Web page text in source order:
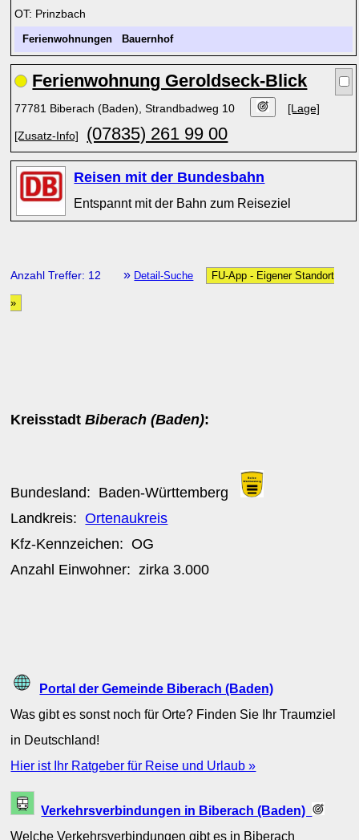
OT: Prinzbach
Ferienwohnungen Bauernhof
Ferienwohnung Geroldseck-Blick
77781 Biberach (Baden), Strandbadweg 10 [Lage]
[Zusatz-Info] (07835) 261 99 00
Reisen mit der Bundesbahn
Entspannt mit der Bahn zum Reiseziel
Anzahl Treffer: 12 » Detail-Suche FU-App - Eigener Standort
»
KreisstadtBiberach (Baden):
Bundesland: Baden-Württemberg
Landkreis:Ortenaukreis
Kfz-Kennzeichen:OG
Anzahl Einwohner: zirka 3.000
Portal der Gemeinde Biberach (Baden)
Was gibt es sonst noch für Orte? Finden Sie Ihr Traumziel
in Deutschland!
Hier ist Ihr Ratgeber für Reise und Urlaub »
Verkehrsverbindungen in Biberach (Baden)
Welche Verkehrsverbindungen gibt es in Biberach